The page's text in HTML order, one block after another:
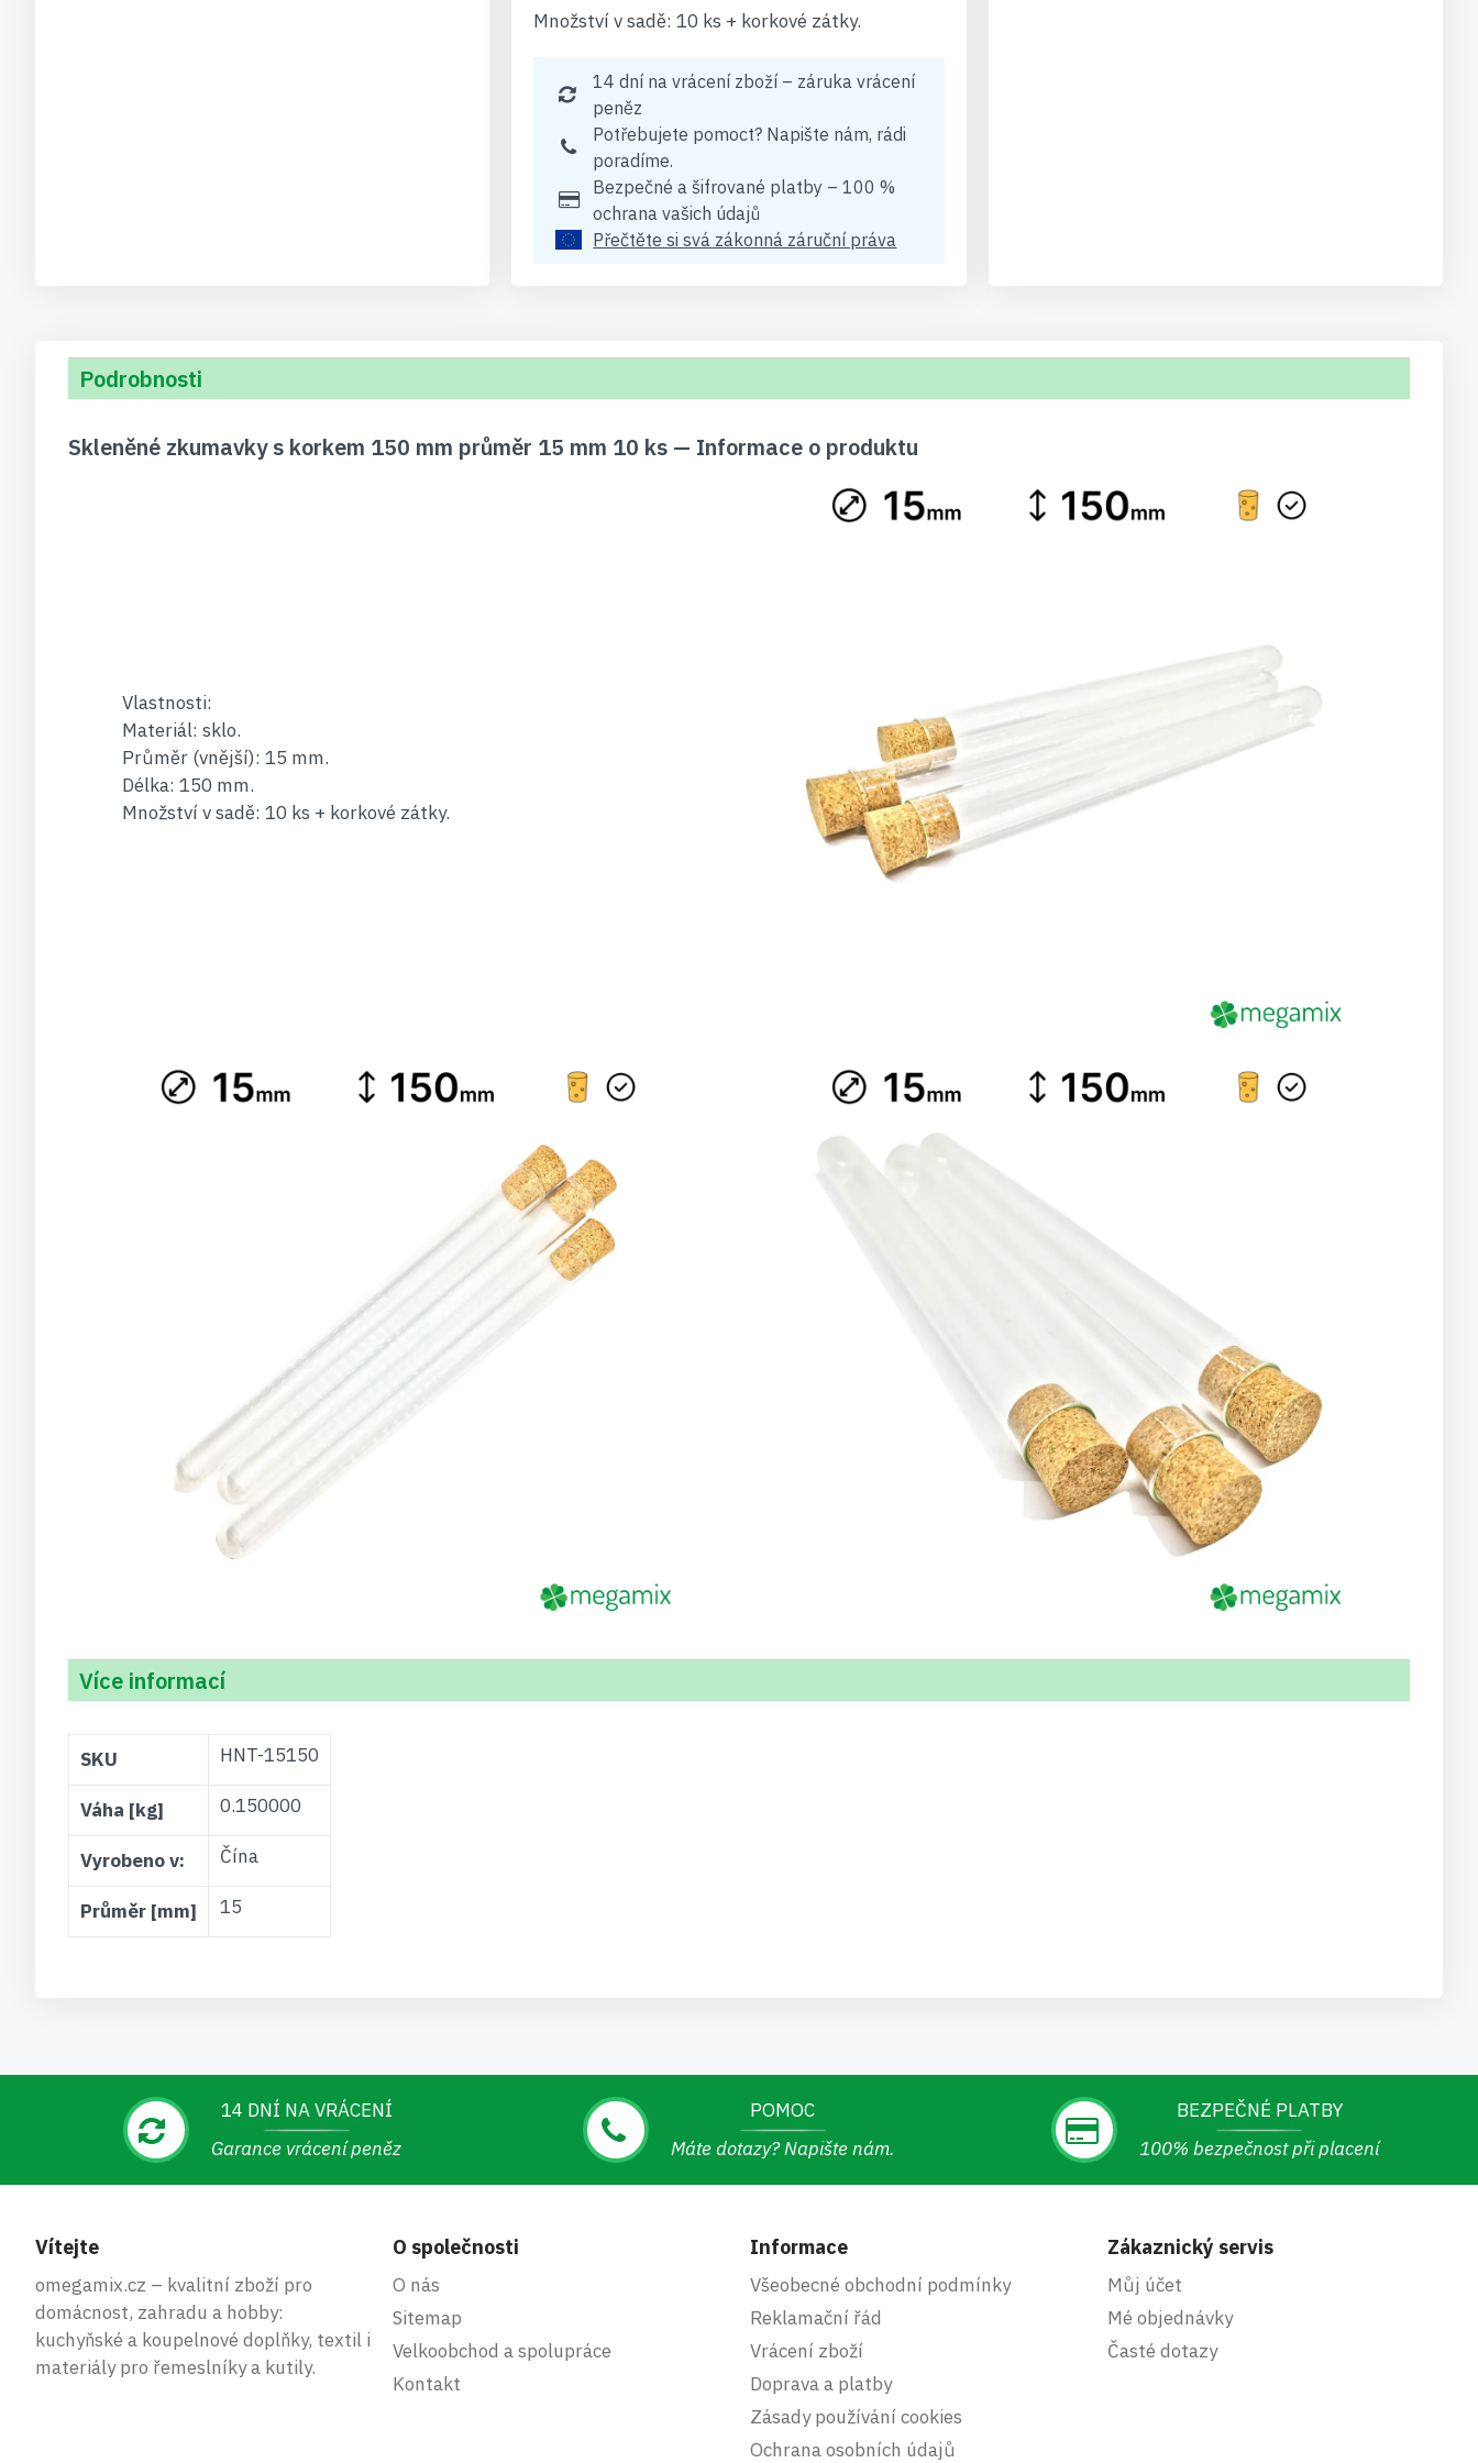
Množství v sadě: 10 ks + korkové zátky.
14 dní na vrácení zboží – záruka vrácení
peněz
Potřebujete pomoct? Napište nám, rádi
poradíme.
Bezpečné a šifrované platby – 100 %
ochrana vašich údajů
Přečtěte si svá zákonná záruční práva
Podrobnosti
Skleněné zkumavky s korkem 150 mm průměr 15 mm 10 ks — Informace o produktu
Vlastnosti:
Materiál: sklo.
Průměr (vnější): 15 mm.
Délka: 150 mm.
Množství v sadě: 10 ks + korkové zátky.
Více informací
informací
SKU HNT-15150
Váha [kg] 0.150000
Vyrobeno v: Čína
Průměr [mm] 15
14 DNÍ NA VRÁCENÍ
Garance vrácení peněz
POMOC
Máte dotazy? Napište nám.
BEZPEČNÉ PLATBY
100% bezpečnost při placení
Vítejte
omegamix.cz – kvalitní zboží pro
domácnost, zahradu a hobby:
kuchyňské a koupelnové doplňky, textil i
materiály pro řemeslníky a kutily.
O společnosti
O nás
Sitemap
Velkoobchod a spolupráce
Kontakt
Informace
Všeobecné obchodní podmínky
Reklamační řád
Vrácení zboží
Doprava a platby
Zásady používání cookies
Ochrana osobních údajů
Zákaznický servis
Můj účet
Mé objednávky
Časté dotazy